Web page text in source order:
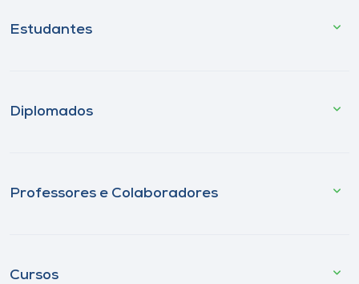
Estudantes
Diplomados
Professores e Colaboradores
Cursos